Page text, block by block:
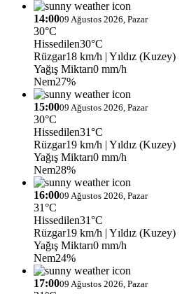
14:0009 Ağustos 2026, Pazar
30°C
Hissedilen30°C
Rüzgar18 km/h | Yıldız (Kuzey)
Yağış Miktarı0 mm/h
Nem27%
15:0009 Ağustos 2026, Pazar
30°C
Hissedilen31°C
Rüzgar19 km/h | Yıldız (Kuzey)
Yağış Miktarı0 mm/h
Nem28%
16:0009 Ağustos 2026, Pazar
31°C
Hissedilen31°C
Rüzgar19 km/h | Yıldız (Kuzey)
Yağış Miktarı0 mm/h
Nem24%
17:0009 Ağustos 2026, Pazar